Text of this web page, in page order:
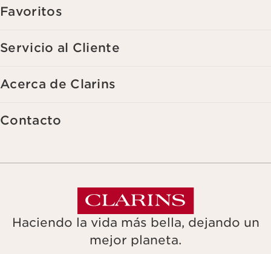
Favoritos
Servicio al Cliente
Acerca de Clarins
Contacto
Haciendo la vida más bella, dejando un
mejor planeta.